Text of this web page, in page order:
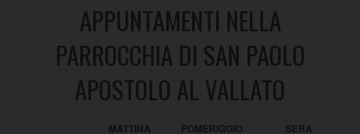
APPUNTAMENTI NELLA
PARROCCHIA DI SAN PAOLO
APOSTOLO AL VALLATO
MATTINA POMERIGGIO SERA